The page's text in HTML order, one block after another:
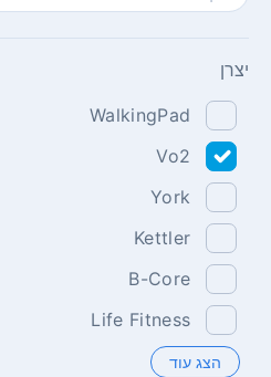
יצרן
WalkingPad
Vo2
York
Kettler
B-Core
Life Fitness
הצג עוד